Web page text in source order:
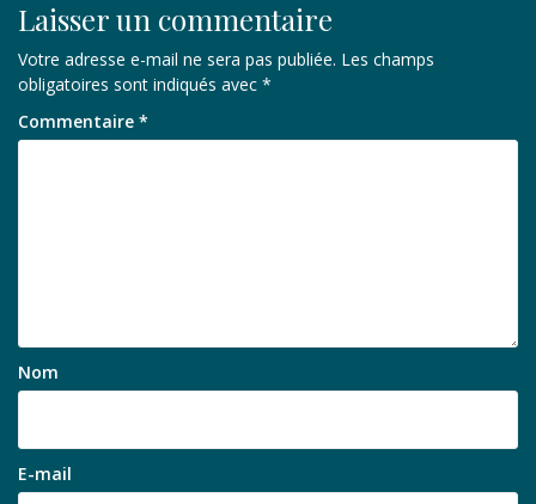
Laisser un commentaire
Votre adresse e-mail ne sera pas publiée. Les champs
obligatoires sont indiqués avec *
Commentaire *
Nom
E-mail